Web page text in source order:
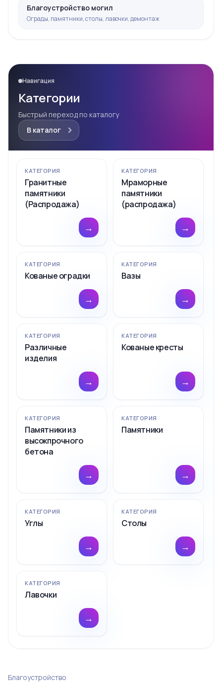
Благоустройство могил
Ограды, памятники, столы, лавочки, демонтаж
Навигация
Категории
Быстрый переход по каталогу
В каталог
КАТЕГОРИЯ
Гранитные
памятники
(Распродажа)
→
КАТЕГОРИЯ
Мраморные
памятники
(распродажа)
→
КАТЕГОРИЯ
Кованые оградки
→
КАТЕГОРИЯ
Вазы
→
КАТЕГОРИЯ
Различные
изделия
→
КАТЕГОРИЯ
Кованые кресты
→
КАТЕГОРИЯ
Памятники из
высокпрочного
бетона
→
КАТЕГОРИЯ
Памятники
→
КАТЕГОРИЯ
Углы
→
КАТЕГОРИЯ
Столы
→
КАТЕГОРИЯ
Лавочки
→
Благоустройство